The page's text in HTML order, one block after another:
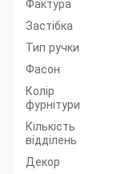
Фактура
Застібка
Тип ручки
Фасон
Колір
фурнітури
Кількість
відділень
Декор